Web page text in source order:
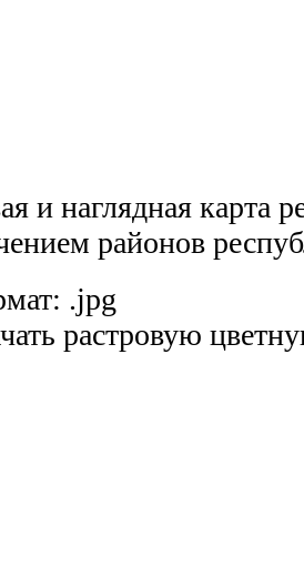
и наглядная карта
районов
.jpg
растровую